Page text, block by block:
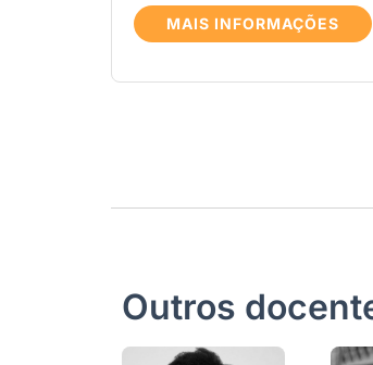
MAIS INFORMAÇÕES
Outros